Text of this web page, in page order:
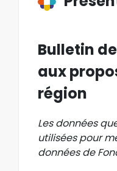
Bulletin
aux
région
Les données
utilisées pour
données de